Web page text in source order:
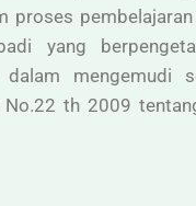
proses
yang
mengemudi
No.22 th 2009